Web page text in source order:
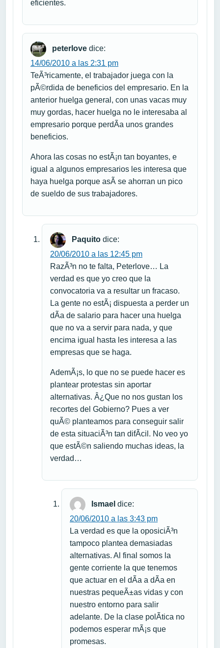
eficientes.
peterlove dice:
14/06/2010 a las 2:31 pm
TeÃ³ricamente, el trabajador juega con la
pÃ©rdida de beneficios del empresario. En la
anterior huelga general, con unas vacas muy
muy gordas, hacer huelga no le interesaba al
empresario porque perdÃ­a unos grandes
beneficios.
Ahora las cosas no estÃ¡n tan boyantes, e
igual a algunos empresarios les interesa que
haya huelga porque asÃ­ se ahorran un pico
de sueldo de sus trabajadores.
Paquito dice:
20/06/2010 a las 12:45 pm
RazÃ³n no te falta, Peterlove… La
verdad es que yo creo que la
convocatoria va a resultar un fracaso.
La gente no estÃ¡ dispuesta a perder un
dÃ­a de salario para hacer una huelga
que no va a servir para nada, y que
encima igual hasta les interesa a las
empresas que se haga.
AdemÃ¡s, lo que no se puede hacer es
plantear protestas sin aportar
alternativas. Â¿Que no nos gustan los
recortes del Gobierno? Pues a ver
quÃ© planteamos para conseguir salir
de esta situaciÃ³n tan difÃ­cil. No veo yo
que estÃ©n saliendo muchas ideas, la
verdad…
Ismael dice:
20/06/2010 a las 3:43 pm
La verdad es que la oposiciÃ³n
tampoco plantea demasiadas
alternativas. Al final somos la
gente corriente la que tenemos
que actuar en el dÃ­a a dÃ­a en
nuestras pequeÃ±as vidas y con
nuestro entorno para salir
adelante. De la clase polÃ­tica no
podemos esperar mÃ¡s que
promesas.